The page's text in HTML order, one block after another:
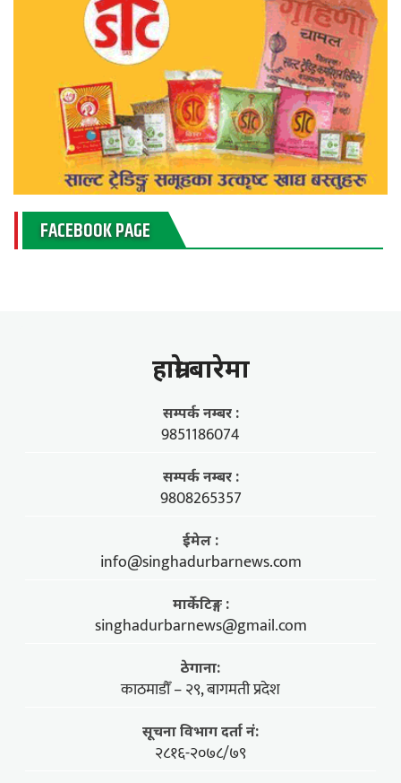
FACEBOOK PAGE
हाम्राे बारेमा
सम्पर्क नम्बर :
9851186074
सम्पर्क नम्बर :
9808265357
ईमेल :
info@singhadurbarnews.com
मार्केटिङ्ग :
singhadurbarnews@gmail.com
ठेगाना:
काठमाडौँ – २९, बागमती प्रदेश
सूचना विभाग दर्ता नं:
२८१६-२०७८/७९